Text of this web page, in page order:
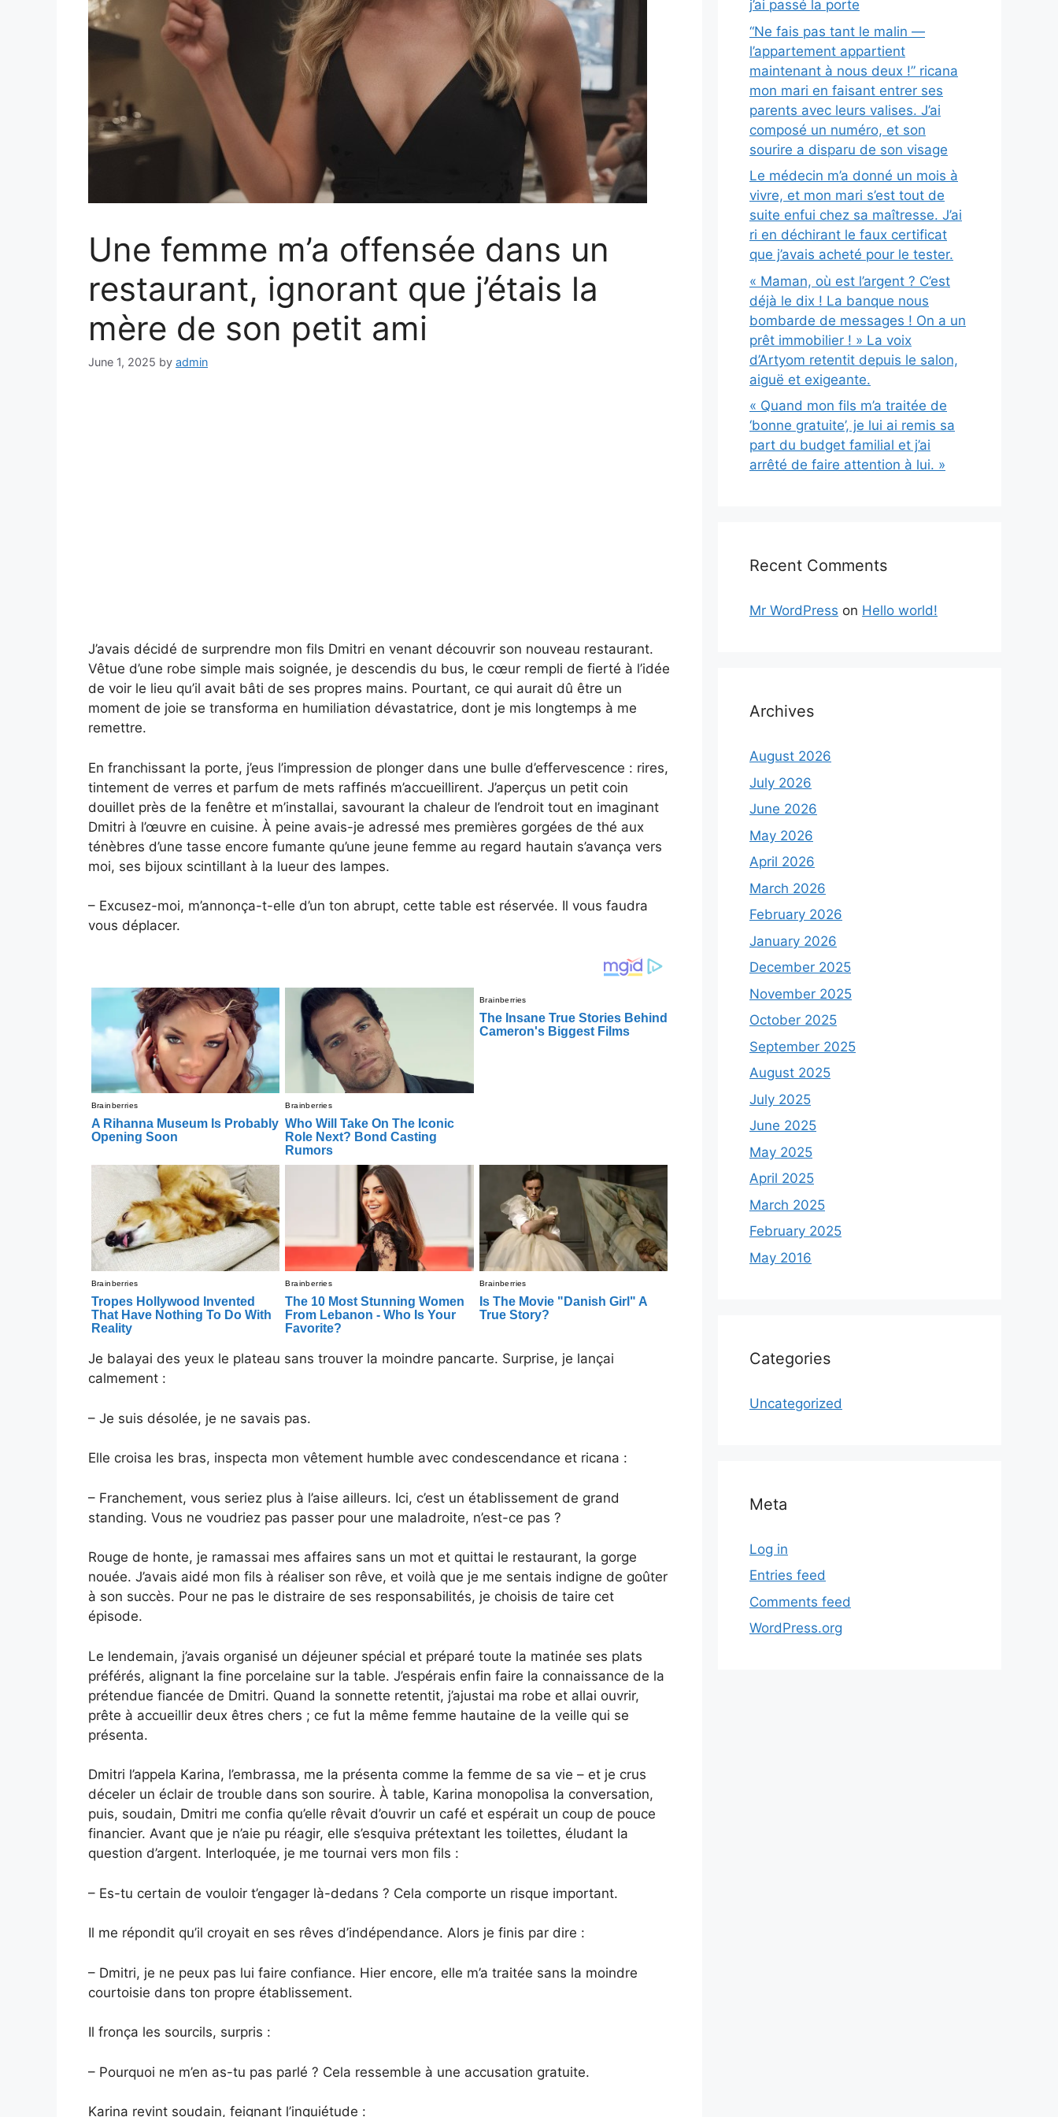
Une femme m’a offensée dans un
restaurant, ignorant que j’étais la
mère de son petit ami
June 1, 2025 by admin
J’avais décidé de surprendre mon fils Dmitri en venant découvrir son nouveau restaurant.
Vêtue d’une robe simple mais soignée, je descendis du bus, le cœur rempli de fierté à l’idée
de voir le lieu qu’il avait bâti de ses propres mains. Pourtant, ce qui aurait dû être un
moment de joie se transforma en humiliation dévastatrice, dont je mis longtemps à me
remettre.
En franchissant la porte, j’eus l’impression de plonger dans une bulle d’effervescence : rires,
tintement de verres et parfum de mets raffinés m’accueillirent. J’aperçus un petit coin
douillet près de la fenêtre et m’installai, savourant la chaleur de l’endroit tout en imaginant
Dmitri à l’œuvre en cuisine. À peine avais-je adressé mes premières gorgées de thé aux
ténèbres d’une tasse encore fumante qu’une jeune femme au regard hautain s’avança vers
moi, ses bijoux scintillant à la lueur des lampes.
– Excusez-moi, m’annonça-t-elle d’un ton abrupt, cette table est réservée. Il vous faudra
vous déplacer.
Je balayai des yeux le plateau sans trouver la moindre pancarte. Surprise, je lançai
calmement :
– Je suis désolée, je ne savais pas.
Elle croisa les bras, inspecta mon vêtement humble avec condescendance et ricana :
– Franchement, vous seriez plus à l’aise ailleurs. Ici, c’est un établissement de grand
standing. Vous ne voudriez pas passer pour une maladroite, n’est-ce pas ?
Rouge de honte, je ramassai mes affaires sans un mot et quittai le restaurant, la gorge
nouée. J’avais aidé mon fils à réaliser son rêve, et voilà que je me sentais indigne de goûter
à son succès. Pour ne pas le distraire de ses responsabilités, je choisis de taire cet
épisode.
Le lendemain, j’avais organisé un déjeuner spécial et préparé toute la matinée ses plats
préférés, alignant la fine porcelaine sur la table. J’espérais enfin faire la connaissance de la
prétendue fiancée de Dmitri. Quand la sonnette retentit, j’ajustai ma robe et allai ouvrir,
prête à accueillir deux êtres chers ; ce fut la même femme hautaine de la veille qui se
présenta.
Dmitri l’appela Karina, l’embrassa, me la présenta comme la femme de sa vie – et je crus
déceler un éclair de trouble dans son sourire. À table, Karina monopolisa la conversation,
puis, soudain, Dmitri me confia qu’elle rêvait d’ouvrir un café et espérait un coup de pouce
financier. Avant que je n’aie pu réagir, elle s’esquiva prétextant les toilettes, éludant la
question d’argent. Interloquée, je me tournai vers mon fils :
– Es-tu certain de vouloir t’engager là-dedans ? Cela comporte un risque important.
Il me répondit qu’il croyait en ses rêves d’indépendance. Alors je finis par dire :
– Dmitri, je ne peux pas lui faire confiance. Hier encore, elle m’a traitée sans la moindre
courtoisie dans ton propre établissement.
Il fronça les sourcils, surpris :
– Pourquoi ne m’en as-tu pas parlé ? Cela ressemble à une accusation gratuite.
Karina revint soudain, feignant l’inquiétude :
j’ai passé la porte
“Ne fais pas tant le malin —
l’appartement appartient
maintenant à nous deux !” ricana
mon mari en faisant entrer ses
parents avec leurs valises. J’ai
composé un numéro, et son
sourire a disparu de son visage
Le médecin m’a donné un mois à
vivre, et mon mari s’est tout de
suite enfui chez sa maîtresse. J’ai
ri en déchirant le faux certificat
que j’avais acheté pour le tester.
« Maman, où est l’argent ? C’est
déjà le dix ! La banque nous
bombarde de messages ! On a un
prêt immobilier ! » La voix
d’Artyom retentit depuis le salon,
aiguë et exigeante.
« Quand mon fils m’a traitée de
‘bonne gratuite’, je lui ai remis sa
part du budget familial et j’ai
arrêté de faire attention à lui. »
Recent Comments
Mr WordPress on Hello world!
Archives
August 2026
July 2026
June 2026
May 2026
April 2026
March 2026
February 2026
January 2026
December 2025
November 2025
October 2025
September 2025
August 2025
July 2025
June 2025
May 2025
April 2025
March 2025
February 2025
May 2016
Categories
Uncategorized
Meta
Log in
Entries feed
Comments feed
WordPress.org